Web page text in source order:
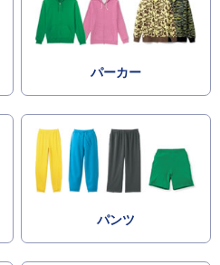
パーカー
パンツ